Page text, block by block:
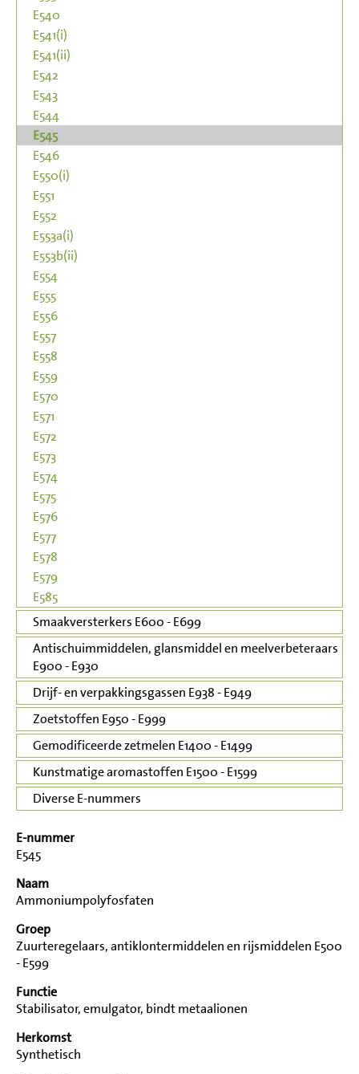
E540
E541(i)
E541(ii)
E542
E543
E544
E545
E546
E550(i)
E551
E552
E553a(i)
E553b(ii)
E554
E555
E556
E557
E558
E559
E570
E571
E572
E573
E574
E575
E576
E577
E578
E579
E585
Smaakversterkers E600 - E699
Antischuimmiddelen, glansmiddel en meelverbeteraars
E900 - E930
Drijf- en verpakkingsgassen E938 - E949
Zoetstoffen E950 - E999
Gemodificeerde zetmelen E1400 - E1499
Kunstmatige aromastoffen E1500 - E1599
Diverse E-nummers
E-nummer
E545
Naam
Ammoniumpolyfosfaten
Groep
Zuurteregelaars, antiklontermiddelen en rijsmiddelen E500
- E599
Functie
Stabilisator, emulgator, bindt metaalionen
Herkomst
Synthetisch